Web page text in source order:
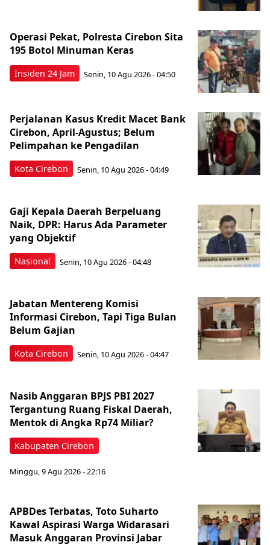
Insiden 24 Jam
Operasi Pekat, Polresta Cirebon Sita
195 Botol Minuman Keras
Senin, 10 Agu 2026 - 04:50
Kota Cirebon
Perjalanan Kasus Kredit Macet Bank
Cirebon, April-Agustus; Belum
Pelimpahan ke Pengadilan
Senin, 10 Agu 2026 - 04:49
Nasional
Gaji Kepala Daerah Berpeluang
Naik, DPR: Harus Ada Parameter
yang Objektif
Senin, 10 Agu 2026 - 04:48
Kota Cirebon
Jabatan Mentereng Komisi
Informasi Cirebon, Tapi Tiga Bulan
Belum Gajian
Senin, 10 Agu 2026 - 04:47
Kabupaten Cirebon
Nasib Anggaran BPJS PBI 2027
Tergantung Ruang Fiskal Daerah,
Mentok di Angka Rp74 Miliar?
Minggu, 9 Agu 2026 - 22:16
APBDes Terbatas, Toto Suharto
Kawal Aspirasi Warga Widarasari
Masuk Anggaran Provinsi Jabar